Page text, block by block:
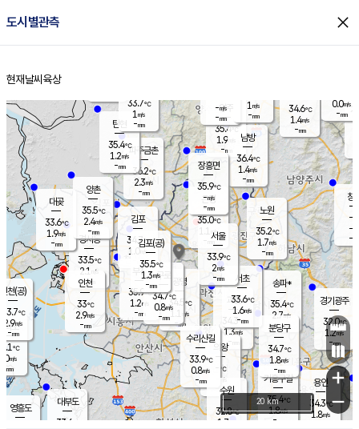
도시별관측 close
홈
현재날씨 육상
의도
℃
m/s
mm
영흥도
양주
35.4℃
1.9
-mm
과천
34.3℃
1.3m/s
- mm
용인
34.3℃
1.8m/s
경기광주
32.0℃
1.2m/s
-mm
대부도
33.6
경서동
33.5℃
2.1 m/s
-mm
파주금촌
36.2℃
2.3m/s
-mm
34.6℃
1.4m/s
-mm
대곶
33.6℃
1.9m/s
-mm
창
-
-m/
-
탄현
35.4℃
1.2m/s
-mm
0.0m/s
-mm
의왕
- ℃
m/s
mm
김포
34.7℃
1.0 m/s
mm
광명
34.5 ℃
1.1 m/s
-mm
부천
35.9℃
1.2m/s
-mm
양촌
35.5℃
2.4m/s
-mm
구로
34.7℃
0.8m/s
-mm
은평
35.0℃
m/s
- mm
노원
35.2℃
1.7m/s
-mm
송파*
35.4℃
2.7m/s
-mm
서초
33.6℃
1.6m/s
-mm
남방
36.4℃
1.4m/s
-mm
기흥구갈
35.4℃
1.8m/s
-
수리산길
33.9℃
0.8m/s
-mm
분당구
34.7℃
1.8m/s
-mm
장흥면
35.9℃
-m/s
-mm
-m/s
-mm
인천(공)
33.7℃
2.9m/s
-mm
김포(공)
35.5℃
1.3m/s
-mm
수원
32.8℃
1.7 m/s
인천
33℃
2.9m/s
-mm
서울
33.9℃
2m/s
-mm
33.7℃
1 m/s
-mm
1 m/s
-mm
+
−
20 km